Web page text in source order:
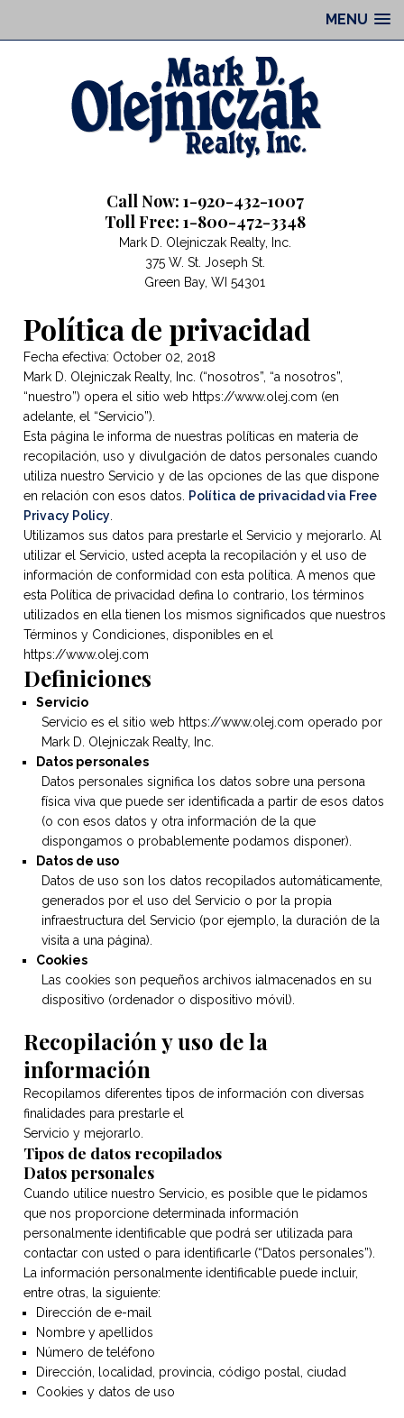
MENU
Call Now: 1-920-432-1007
Toll Free: 1-800-472-3348
Mark D. Olejniczak Realty, Inc.
375 W. St. Joseph St.
Green Bay, WI 54301
Política de privacidad
Fecha efectiva: October 02, 2018
Mark D. Olejniczak Realty, Inc. (“nosotros”, “a nosotros”,
“nuestro”) opera el sitio web https://www.olej.com (en
adelante, el “Servicio”).
Esta página le informa de nuestras políticas en materia de
recopilación, uso y divulgación de datos personales cuando
utiliza nuestro Servicio y de las opciones de las que dispone
en relación con esos datos.
Política de privacidad via Free
Privacy Policy
Utilizamos sus datos para prestarle el Servicio y mejorarlo. Al
utilizar el Servicio, usted acepta la recopilación y el uso de
información de conformidad con esta política. A menos que
esta Política de privacidad defina lo contrario, los términos
utilizados en ella tienen los mismos significados que nuestros
Términos y Condiciones, disponibles en el
https://www.olej.com
Definiciones
Servicio
Servicio es el sitio web https://www.olej.com operado por
Mark D. Olejniczak Realty, Inc.
Datos personales
Datos personales significa los datos sobre una persona
física viva que puede ser identificada a partir de esos datos
(o con esos datos y otra información de la que
dispongamos o probablemente podamos disponer).
Datos de uso
Datos de uso son los datos recopilados automáticamente,
generados por el uso del Servicio o por la propia
infraestructura del Servicio (por ejemplo, la duración de la
visita a una página).
Cookies
Las cookies son pequeños archivos ialmacenados en su
dispositivo (ordenador o dispositivo móvil).
Recopilación y uso de la
información
Recopilamos diferentes tipos de información con diversas
finalidades para prestarle el
Servicio y mejorarlo.
Tipos de datos recopilados
Datos personales
Cuando utilice nuestro Servicio, es posible que le pidamos
que nos proporcione determinada información
personalmente identificable que podrá ser utilizada para
contactar con usted o para identificarle (“Datos personales”).
La información personalmente identificable puede incluir,
entre otras, la siguiente:
Dirección de e-mail
Nombre y apellidos
Número de teléfono
Dirección, localidad, provincia, código postal, ciudad
Cookies y datos de uso